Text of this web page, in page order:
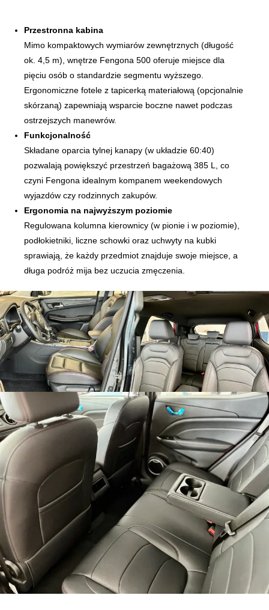
Przestronna kabina
Mimo kompaktowych wymiarów zewnętrznych (długość
ok. 4,5 m), wnętrze Fengona 500 oferuje miejsce dla
pięciu osób o standardzie segmentu wyższego.
Ergonomiczne fotele z tapicerką materiałową (opcjonalnie
skórzaną) zapewniają wsparcie boczne nawet podczas
ostrzejszych manewrów.
Funkcjonalność
Składane oparcia tylnej kanapy (w układzie 60:40)
pozwalają powiększyć przestrzeń bagażową 385 L, co
czyni Fengona idealnym kompanem weekendowych
wyjazdów czy rodzinnych zakupów.
Ergonomia na najwyższym poziomie
Regulowana kolumna kierownicy (w pionie i w poziomie),
podłokietniki, liczne schowki oraz uchwyty na kubki
sprawiają, że każdy przedmiot znajduje swoje miejsce, a
długa podróż mija bez uczucia zmęczenia.